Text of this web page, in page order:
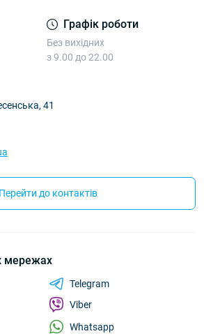
Графік роботи
Без вихідних
з 9.00 до 22.00
41
Перейти до контактів
мережах
Telegram
Viber
Whatsapp